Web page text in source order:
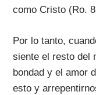
como Cristo (Ro.
Por lo tanto,
siente el resto del
bondad y el amor
esto y